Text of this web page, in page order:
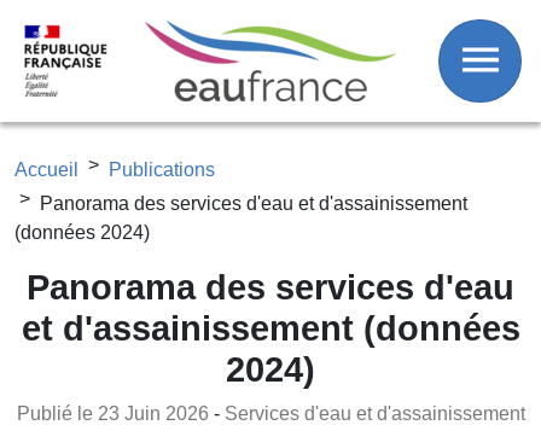
Aller au contenu principal
Fil d'Ariane
Accueil
Publications
Panorama des services d'eau et d'assainissement
(données 2024)
Panorama des services d'eau
et d'assainissement (données
2024)
Publié le 23 Juin 2026 - Services d'eau et d'assainissement